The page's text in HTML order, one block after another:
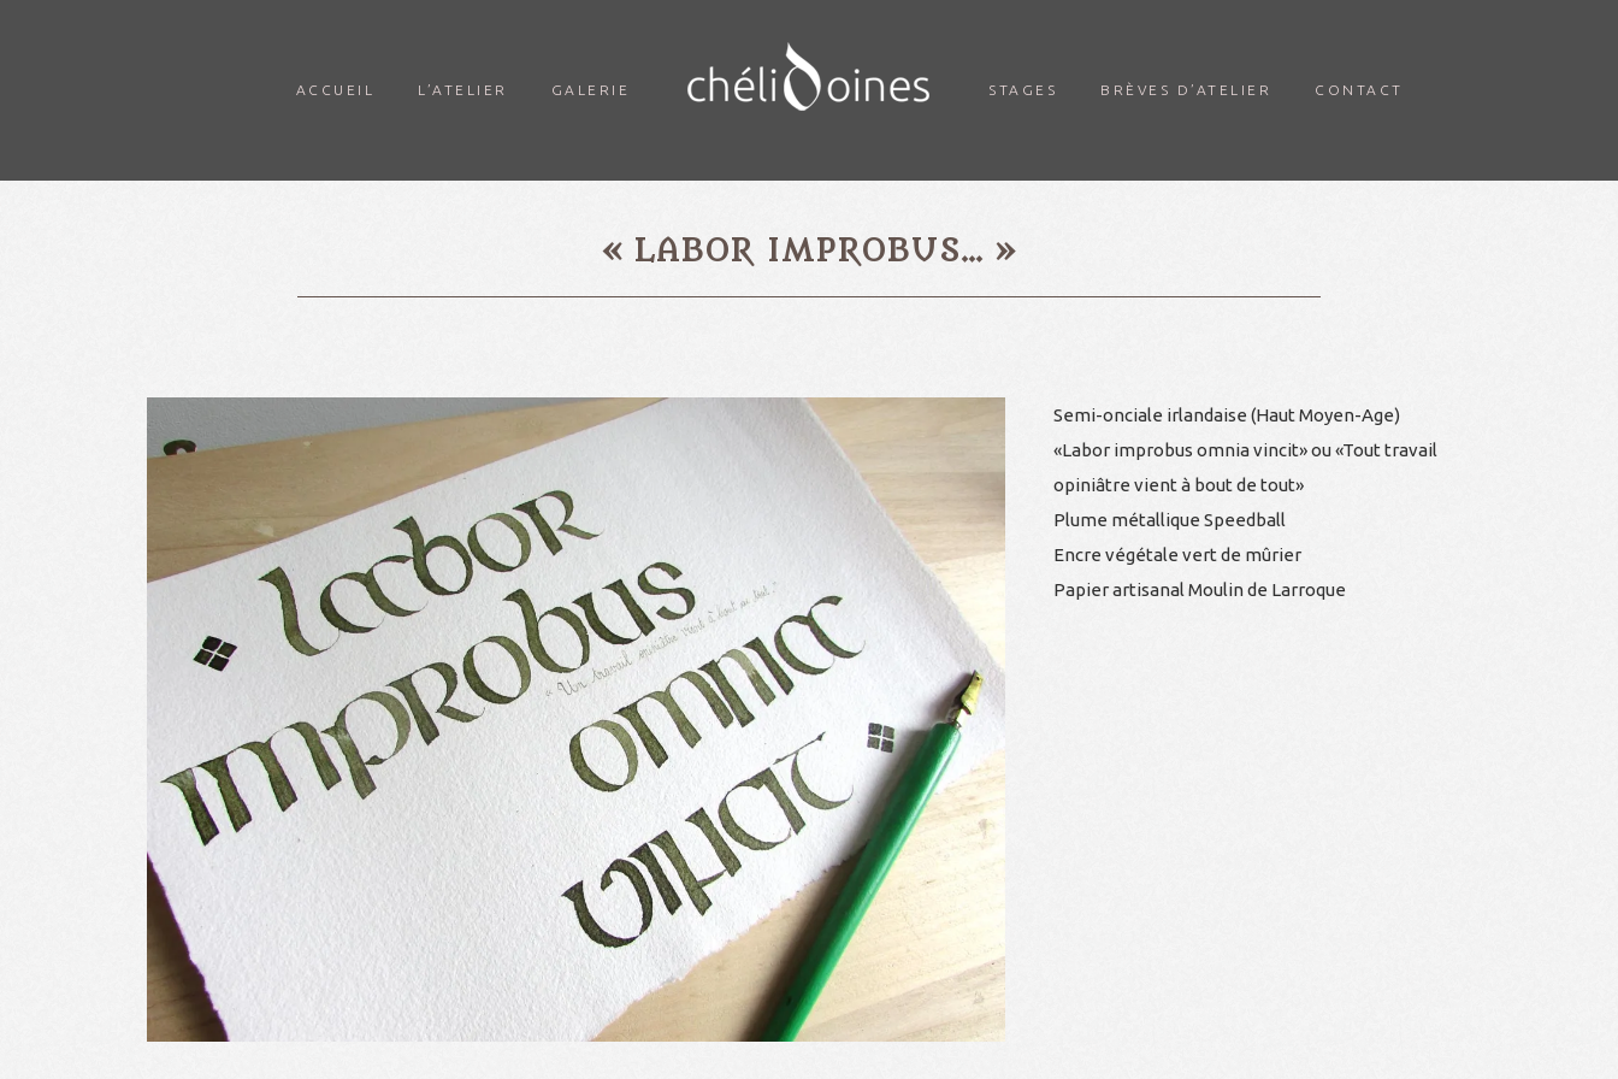
ACCUEIL L’ATELIER GALERIE STAGES BRÈVES D’ATELIER CONTACT
« LABOR IMPROBUS… »
Semi-onciale irlandaise (Haut Moyen-Age)
«Labor improbus omnia vincit» ou «Tout travail
opiniâtre vient à bout de tout»
Plume métallique Speedball
Encre végétale vert de mûrier
Papier artisanal Moulin de Larroque